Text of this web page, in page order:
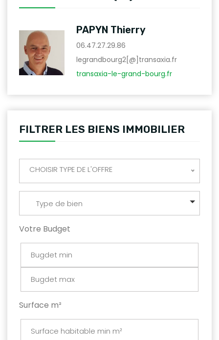
PAPYN Thierry
06.47.27.29.86
legrandbourg2[@]transaxia.fr
transaxia-le-grand-bourg.fr
FILTRER LES BIENS IMMOBILIER
CHOISIR TYPE DE L'OFFRE
Type de bien
Votre Budget
Surface m²